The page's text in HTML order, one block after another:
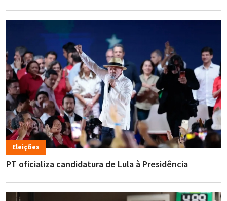
Eleições
PT oficializa candidatura de Lula à Presidência